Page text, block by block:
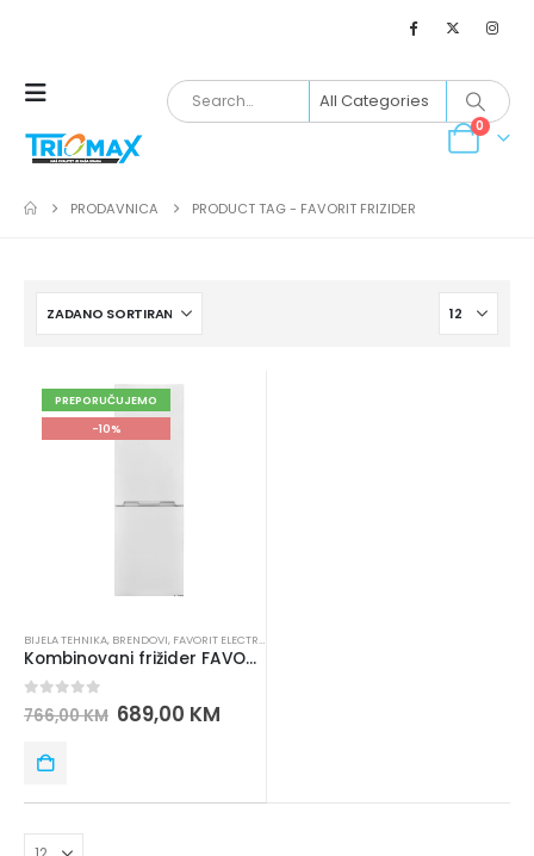
0
PRODAVNICA PRODUCT TAG - FAVORIT FRIZIDER
PREPORUČUJEMO
-10%
BIJELA TEHNIKA, BRENDOVI, FAVORIT ELECTRONICS
Kombinovani frižider FAVORIT CF 374N
out of 5
766,00KM 689,00 KM